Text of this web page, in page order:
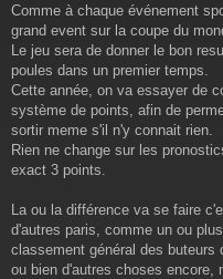
a
Comme à chaque événement
grand event sur la coupe du
Le jeu sera de donner le bon
poules dans un premier temps.
Cette année, on va essayer de
système de points, afin de
sortir meme s'il n'y connait rien.
Rien ne change sur les
exact 3 points.
La ou la différence va se faire
d'autres paris, comme un ou
classement général des buteurs
ou bien d'autres choses encore,